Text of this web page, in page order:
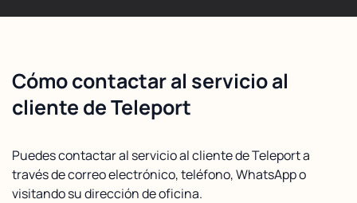
Cómo contactar al servicio al
cliente de Teleport
Puedes contactar al servicio al cliente de Teleport a
través de correo electrónico, teléfono, WhatsApp o
visitando su dirección de oficina.